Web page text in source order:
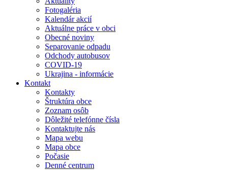
Fotogaléria
Kalendár akcií
Aktuálne práce v obci
Obecné noviny
Separovanie odpadu
Odchody autobusov
COVID-19
Ukrajina - informácie
Kontakt
Kontakty
Štruktúra obce
Zoznam osôb
Dôležité telefónne čísla
Kontaktujte nás
Mapa webu
Mapa obce
Počasie
Denné centrum